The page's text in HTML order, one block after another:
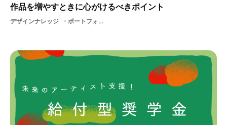
作品を増やすときに心がけるべきポイント
デザインナレッジ ポートフォリオ美大生就活デジタルイラストゲームイラスト描き方